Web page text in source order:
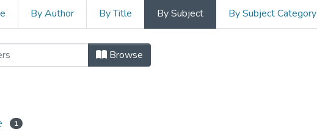
By Author By Title By Subject By Subject Category
речових доказів by Subject
Browse
1